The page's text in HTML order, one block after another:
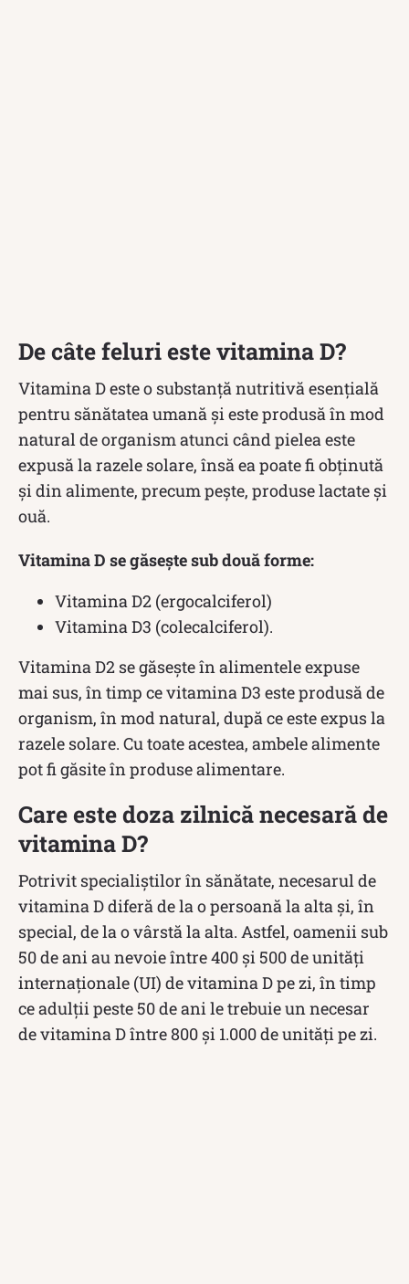
De câte feluri este vitamina D?
Vitamina D este o substanță nutritivă esențială
pentru sănătatea umană și este produsă în mod
natural de organism atunci când pielea este
expusă la razele solare, însă ea poate fi obținută
și din alimente, precum pește, produse lactate și
ouă.
Vitamina D se găsește sub două forme:
Vitamina D2 (ergocalciferol)
Vitamina D3 (colecalciferol).
Vitamina D2 se găsește în alimentele expuse
mai sus, în timp ce vitamina D3 este produsă de
organism, în mod natural, după ce este expus la
razele solare. Cu toate acestea, ambele alimente
pot fi găsite în produse alimentare.
Care este doza zilnică necesară de
vitamina D?
Potrivit specialiștilor în sănătate, necesarul de
vitamina D diferă de la o persoană la alta și, în
special, de la o vârstă la alta. Astfel, oamenii sub
50 de ani au nevoie între 400 și 500 de unități
internaționale (UI) de vitamina D pe zi, în timp
ce adulții peste 50 de ani le trebuie un necesar
de vitamina D între 800 și 1.000 de unități pe zi.